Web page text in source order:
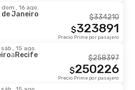
16 ago.
de Janeiro 334210
$
323891
$
Precio Prime por pasajero
15 ago.
aRecife 258397
$
250226
$
Precio Prime por pasajero